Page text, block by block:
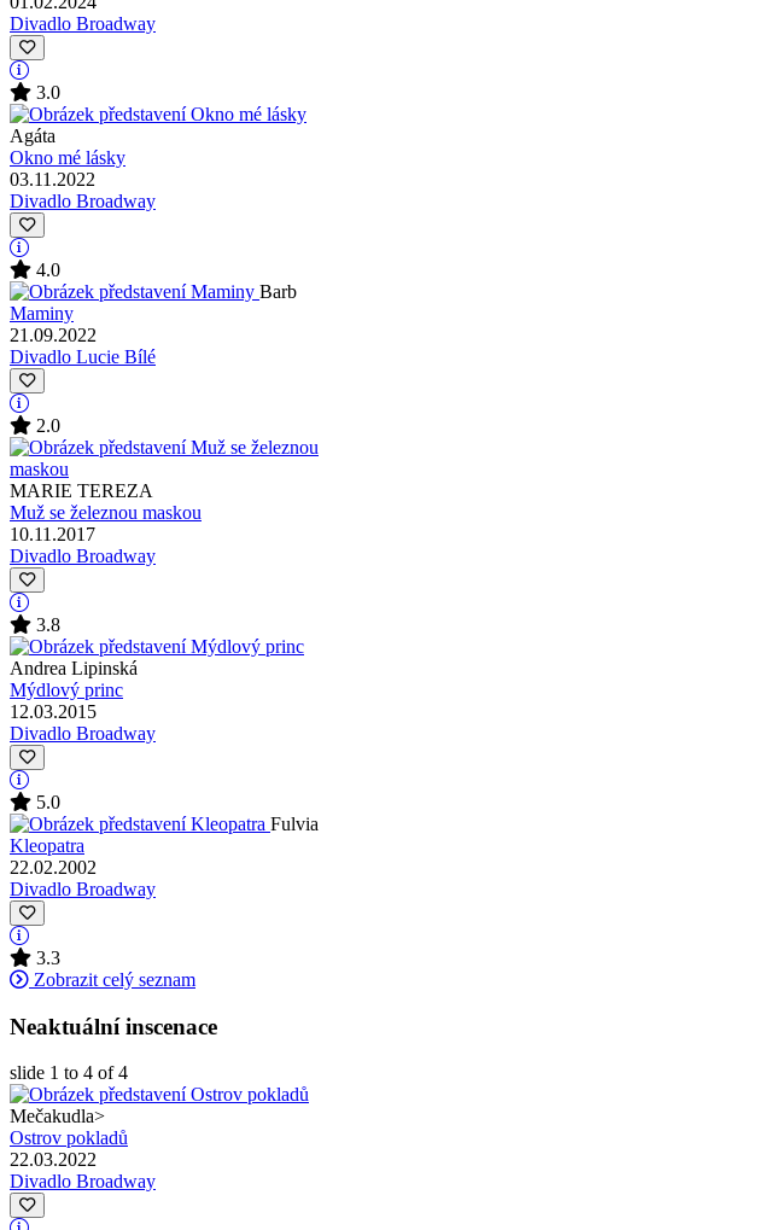
Divadlo Broadway
3.0
Agáta
Okno mé lásky
03.11.2022
Divadlo Broadway
4.0
Barb
Maminy
21.09.2022
Divadlo Lucie Bílé
2.0
MARIE TEREZA
Muž se železnou maskou
10.11.2017
Divadlo Broadway
3.8
Andrea Lipinská
Mýdlový princ
12.03.2015
Divadlo Broadway
5.0
Fulvia
Kleopatra
22.02.2002
Divadlo Broadway
3.3
Zobrazit celý seznam
Neaktuální inscenace
slide 1 to 4 of 4
Mečakudla>
Ostrov pokladů
22.03.2022
Divadlo Broadway